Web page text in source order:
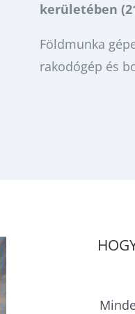
kerületében
Földmunka
rakodógép és